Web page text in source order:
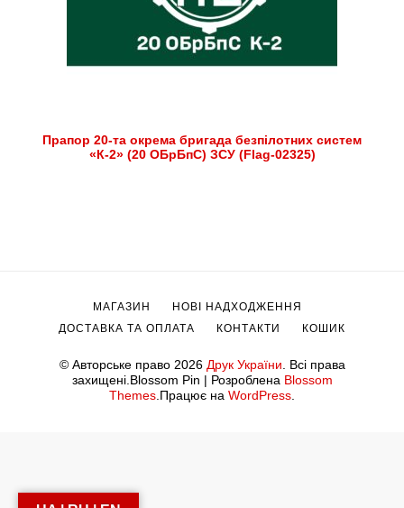
Прапор 20-та окрема бригада безпілотних систем
«К-2» (20 ОБрБпС) ЗСУ (Flag-02325)
© Авторське право 2026 Друк України . Всі права
захищені. Blossom Pin | Розроблена Blossom
Themes .Працює на WordPress
МАГАЗИН
НОВІ НАДХОДЖЕННЯ
ДОСТАВКА ТА ОПЛАТА
КОНТАКТИ КОШИК